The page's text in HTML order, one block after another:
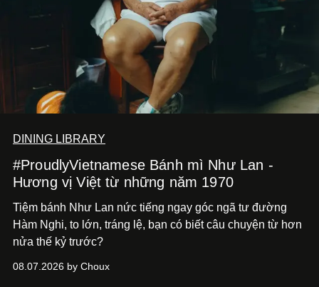
DINING LIBRARY
#ProudlyVietnamese Bánh mì Như Lan -
Hương vị Việt từ những năm 1970
Tiệm bánh Như Lan nức tiếng ngay góc ngã tư đường
Hàm Nghi, to lớn, tráng lệ, bạn có biết câu chuyện từ hơn
nửa thế kỷ trước?
08.07.2026 by Choux